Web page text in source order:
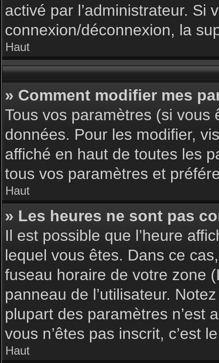
activé par l’administrateur. Si
connexion/déconnexion, la
Haut
» Comment modifier mes
Tous vos paramètres (si
données. Pour les modifier,
affiché en haut de toutes les
tous vos paramètres et
Haut
» Les heures ne sont pas
Il est possible que l’heure
lequel vous êtes. Dans ce
fuseau horaire de votre zone
panneau de l’utilisateur.
plupart des paramètres n’est
vous n’êtes pas inscrit, c’est
Haut